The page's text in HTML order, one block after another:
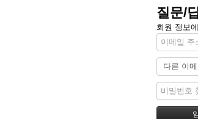
질문/
회원 정보